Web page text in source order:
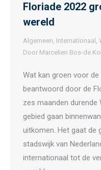
Floriade 2022
wereld
Algemeen, Internationaal ,
Door Marcelien Bos-de
Wat kan groen voor
beantwoord door de
zes maanden durende
gebied gaan
uitkomen. Het gaat de
stadswijk van
internationaal tot de